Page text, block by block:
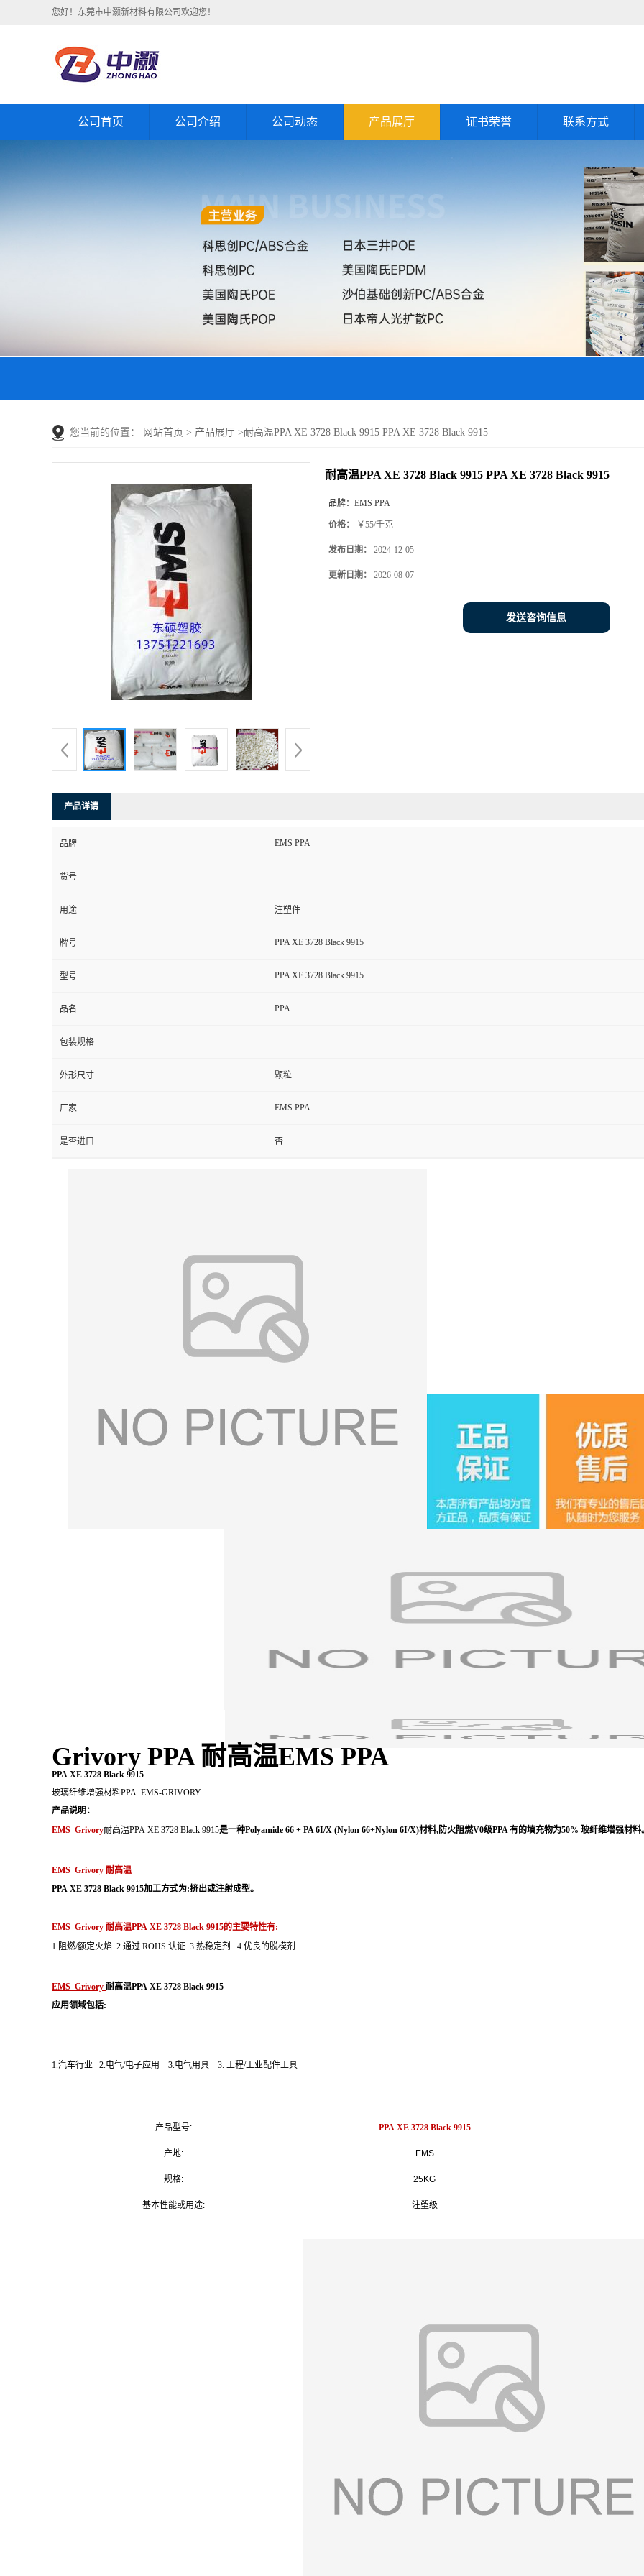
您好！东莞市中灏新材料有限公司欢迎您！
公司首页 公司介绍 公司动态 产品展厅 证书荣誉 联系方式
您当前的位置： 网站首页 > 产品展厅 >耐高温PPA XE 3728 Black 9915 PPA XE 3728 Black 9915
耐高温PPA XE 3728 Black 9915 PPA XE 3728 Black 9915
品牌： EMS PPA
价格： ￥55/千克
发布日期： 2024-12-05
更新日期： 2026-08-07
发送咨询信息
产品详请
品牌 EMS PPA
货号
用途 注塑件
牌号 PPA XE 3728 Black 9915
型号 PPA XE 3728 Black 9915
品名 PPA
包装规格
外形尺寸 颗粒
厂家 EMS PPA
是否进口 否
Grivory PPA 耐高温EMS PPA
PPA XE 3728 Black 9915
玻璃纤维增强材料PPA EMS-GRIVORY
产品说明：
EMS Grivory耐高温PPA XE 3728 Black 9915是一种Polyamide 66 + PA 6I/X (Nylon 66+Nylon 6I/X)材料,防火阻燃V0级PPA有的填充物为50% 玻纤维增强材料
EMS Grivory 耐高温
PPA XE 3728 Black 9915加工方式为:挤出或注射成型。
EMS Grivory 耐高温PPA XE 3728 Black 9915的主要特性有:
1.阻燃/额定火焰 2.通过 ROHS 认证 3.热稳定剂 4.优良的脱模剂
EMS Grivory 耐高温PPA XE 3728 Black 9915
应用领域包括:
1.汽车行业 2.电气/电子应用 3.电气用具 3. 工程/工业配件工具
产品型号: PPA XE 3728 Black 9915
产地: EMS
规格: 25KG
基本性能或用途: 注塑级